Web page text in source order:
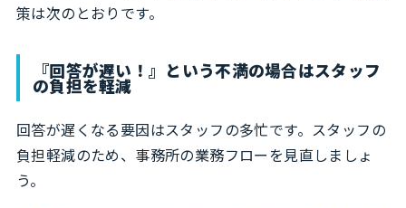
策は次のとおりです。
『回答が遅い！』という不満の場合はスタッフ
の負担を軽減
回答が遅くなる要因はスタッフの多忙です。スタッフの
負担軽減のため、事務所の業務フローを見直しましょ
う。